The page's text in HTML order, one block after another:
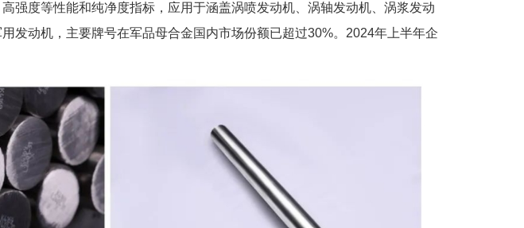
强度等性能和纯净度指标，应用于涵盖涡喷发动机、涡轴发动机、涡浆发动
发动机，主要牌号在军品母合金国内市场份额已超过30%。2024年上半年企